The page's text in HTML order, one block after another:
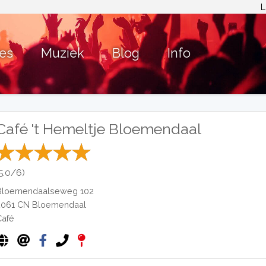
Muziek Blog Info
't Hemeltje Bloemendaal
6)
102
CN Bloemendaal